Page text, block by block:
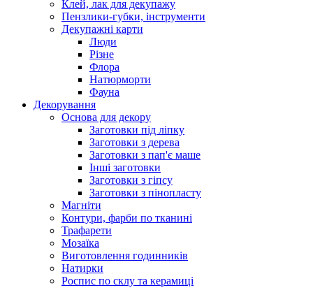
Клей, лак для декупажу
Пензлики-губки, інструменти
Декупажні карти
Люди
Різне
Флора
Натюрморти
Фауна
Декорування
Основа для декору
Заготовки під ліпку
Заготовки з дерева
Заготовки з пап'є маше
Інші заготовки
Заготовки з гіпсу
Заготовки з пінопласту
Магніти
Контури, фарби по тканині
Трафарети
Мозаїка
Виготовлення годинників
Натирки
Роспис по склу та керамиці